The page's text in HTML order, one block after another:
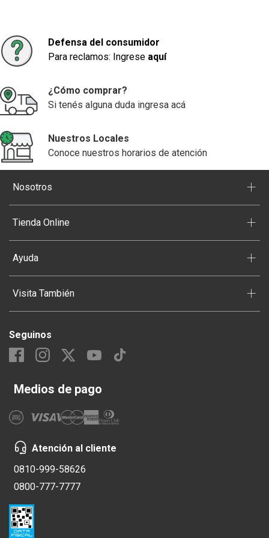
Defensa del consumidor
Para reclamos: Ingrese aquí
¿Cómo comprar?
Si tenés alguna duda ingresa acá
Nuestros Locales
Conoce nuestros horarios de atención
Nosotros +
Tienda Online +
Ayuda +
Visita También +
Seguinos
Medios de pago
Atención al cliente
0810-999-58626
0800-777-7777